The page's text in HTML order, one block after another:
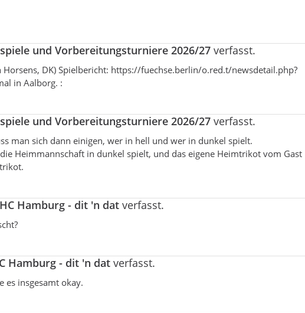
und Vorbereitungsturniere 2026/27 verfasst.
DK) Spielbericht: https://fuechse.berlin/o.red.t/newsdetail.php?
in Aalborg. :
und Vorbereitungsturniere 2026/27 verfasst.
man sich dann einigen, wer in hell und wer in dunkel spielt.
Heimmannschaft in dunkel spielt, und das eigene Heimtrikot vom Gast
HC Hamburg - dit 'n dat verfasst.
Hamburg - dit 'n dat verfasst.
es insgesamt okay.